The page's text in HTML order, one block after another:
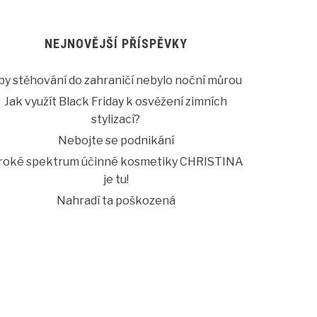
NEJNOVĚJŠÍ PŘÍSPĚVKY
stěhování do zahraničí nebylo noční můrou
Jak využít Black Friday k osvěžení zimních
stylizací?
Nebojte se podnikání
spektrum účinné kosmetiky CHRISTINA
je tu!
Nahradí ta poškozená